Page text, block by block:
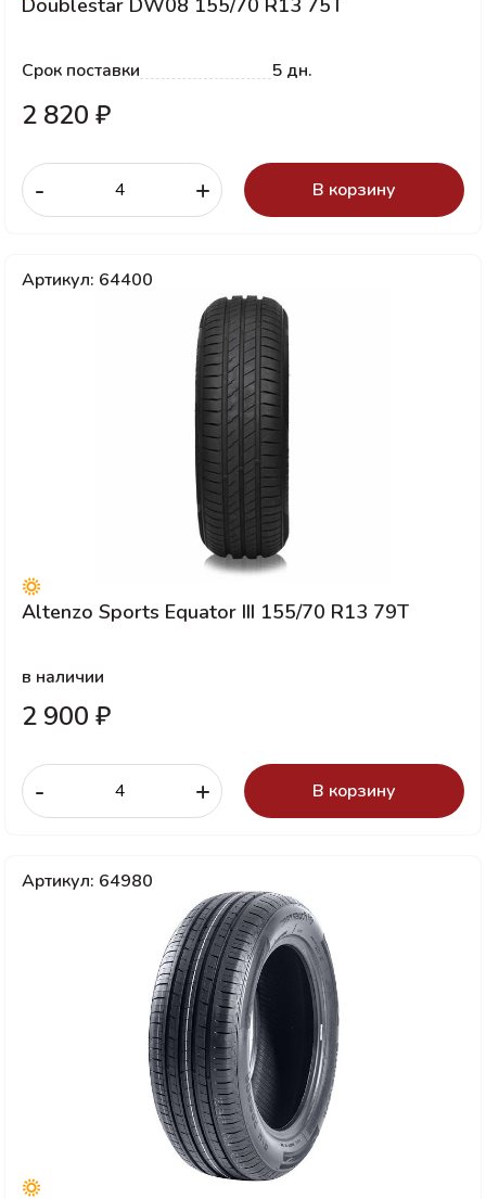
Doublestar DW08 155/70 R13 75T
Срок поставки 5 дн.
2 820 ₽
- + В корзину
Артикул: 64400
Altenzo Sports Equator III 155/70 R13 79T
в наличии
2 900 ₽
- + В корзину
Артикул: 64980